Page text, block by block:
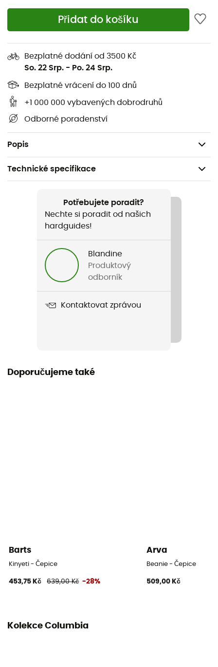
Přidat do košíku
Bezplatné dodání od 3500 Kč
So. 22 Srp. - Po. 24 Srp.
Bezplatné vrácení do 100 dnů
+1 000 000 vybavených dobrodruhů
Odborné poradenství
Popis
Whirlibird Watch Cap Beanieje čepice
navržená značkou Columbia
každodenní nošení nebo pro vašeoutdoorové
jako je
čepice
vám poskytne teplo a pohodlí po celý den.
Snadná na uložení a přenášení,
Beanievás doprovodí na všech vašich chladných
dobrodružstvích!
Technické specifikace
Běžné použití / Zimní sporty
Název produktu
Whirlibird Watch Cap Beanie
[principale] 100 % fil acrylique doux
Potřebujete poradit?
Nechte si poradit od našich
hardguides!
Blandine
Produktový
odborník
Kontaktovat zprávou
Doporučujeme také
Barts
Kinyeti - Čepice
453,75 Kč 639,00 Kč -28%
Arva
Beanie - Čepice
509,00 Kč
Kolekce Columbia